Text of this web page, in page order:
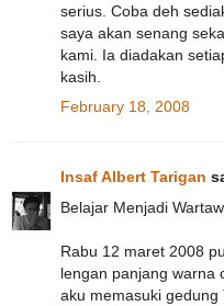
serius. Coba deh
saya akan senang
kami. Ia diadakan
kasih.
February 18, 2008
Insaf Albert Tarigan
Belajar Menjadi
Rabu 12 maret 2008
lengan panjang warna
aku memasuki